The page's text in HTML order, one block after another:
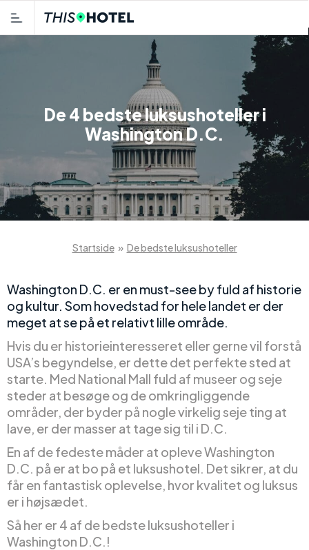
De 4 bedste luksushoteller i
Washington D.C.
Startside » De bedste luksushoteller
Washington D.C. er en must-see by fuld af historie
og kultur. Som hovedstad for hele landet er der
meget at se på et relativt lille område.
Hvis du er historieinteresseret eller gerne vil forstå
USA’s begyndelse, er dette det perfekte sted at
starte. Med National Mall fuld af museer og seje
steder at besøge og de omkringliggende
områder, der byder på nogle virkelig seje ting at
lave, er der masser at tage sig til i D.C.
En af de fedeste måder at opleve Washington
D.C. på er at bo på et luksushotel. Det sikrer, at du
får en fantastisk oplevelse, hvor kvalitet og luksus
er i højsædet.
Så her er 4 af de bedste luksushoteller i
Washington D.C.!